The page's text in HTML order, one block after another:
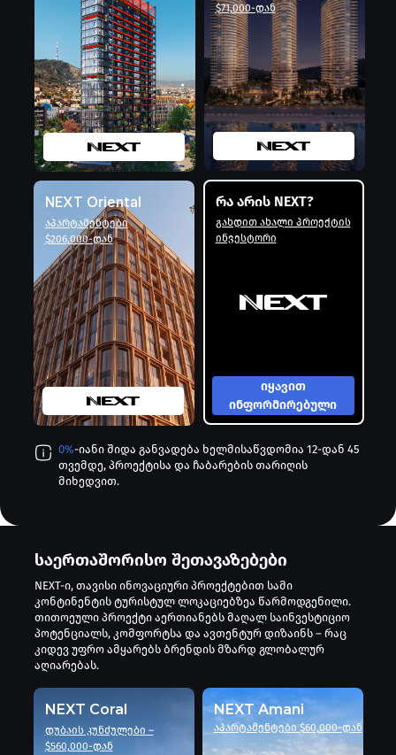
0%-იანი შიდა განვადება ხელმისაწვდომია 12-დან 45
თვემდე, პროექტისა და ჩაბარების თარიღის
მიხედვით.
რა არის NEXT?
გახდით ახალი პროექტის
ინვესტორი
იყავით
ინფორმირებული
$71,000-დან
NEXT Oriental
აპარტამენტები
$206,000-დან
საერთაშორისო შეთავაზებები
NEXT-ი, თავისი ინოვაციური პროექტებით სამი
კონტინენტის ტურისტულ ლოკაციებზეა წარმოდგენილი.
თითოეული პროექტი აერთიანებს მაღალ საინვესტიციო
პოტენციალს, კომფორტსა და ავთენტურ დიზაინს – რაც
კიდევ უფრო ამყარებს ბრენდის მზარდ გლობალურ
აღიარებას.
NEXT Coral
დუბაის კუნძულები –
$560,000-დან
NEXT Amani
აპარტამენტები $60,000-დან